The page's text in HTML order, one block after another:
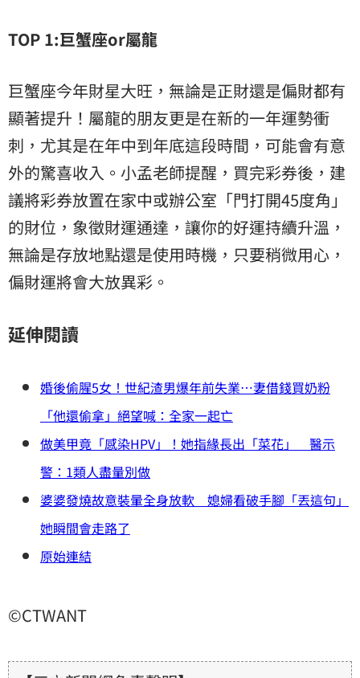
TOP 1:巨蟹座or屬龍
巨蟹座今年財星大旺，無論是正財還是偏財都有
顯著提升！屬龍的朋友更是在新的一年運勢衝
刺，尤其是在年中到年底這段時間，可能會有意
外的驚喜收入。小孟老師提醒，買完彩券後，建
議將彩券放置在家中或辦公室「門打開45度角」
的財位，象徵財運通達，讓你的好運持續升溫，
無論是存放地點還是使用時機，只要稍微用心，
偏財運將會大放異彩。
延伸閱讀
婚後偷腥5女！世紀渣男爆年前失業…妻借錢買奶粉
「他還偷拿」絕望喊：全家一起亡
做美甲竟「感染HPV」！她指緣長出「菜花」 醫示
警：1類人盡量別做
婆婆發燒故意裝暈全身放軟 媳婦看破手腳「丟這句」
她瞬間會走路了
原始連結
©CTWANT